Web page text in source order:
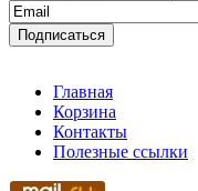
Главная
Корзина
Контакты
Полезные ссылки